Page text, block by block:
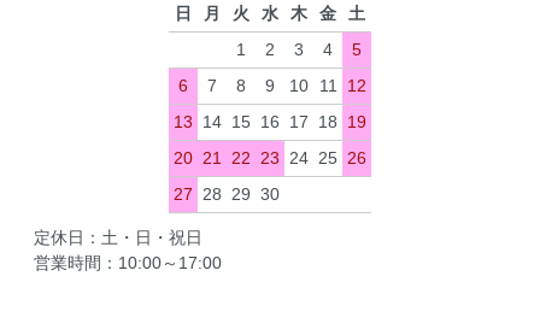
日
月 火 水 木 金
土
1
2 3 4
5
6
7 8 9 10 11
12
13
14 15 16 17 18
19
20 21 22 23 24 25 26
27
28 29 30
定休日：土・日・祝日
営業時間：10:00～17:00